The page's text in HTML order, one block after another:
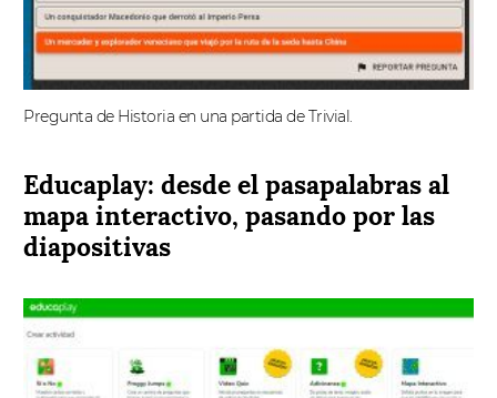
Pregunta de Historia en una partida de Trivial.
Educaplay: desde el pasapalabras al
mapa interactivo, pasando por las
diapositivas